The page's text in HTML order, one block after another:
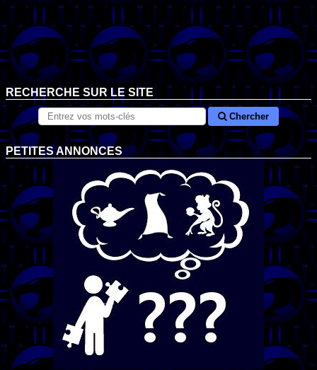
RECHERCHE SUR LE SITE
Chercher
PETITES ANNONCES